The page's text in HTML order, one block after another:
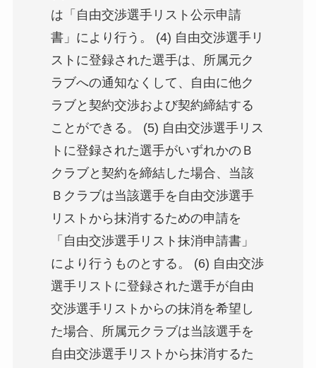
は「自由交渉選手リスト公示申請
書」により行う。 (4) 自由交渉選手リ
ストに登録された選手は、所属元ク
ラブへの通知なくして、自由に他ク
ラブと契約交渉および契約締結する
ことができる。 (5) 自由交渉選手リス
トに登録された選手がいずれかのＢ
クラブと契約を締結した場合、当該
Ｂクラブは当該選手を自由交渉選手
リストから抹消するための申請を
「自由交渉選手リスト抹消申請書」
により行うものとする。 (6) 自由交渉
選手リストに登録された選手が自由
交渉選手リストからの抹消を希望し
た場合、所属元クラブは当該選手を
自由交渉選手リストから抹消するた